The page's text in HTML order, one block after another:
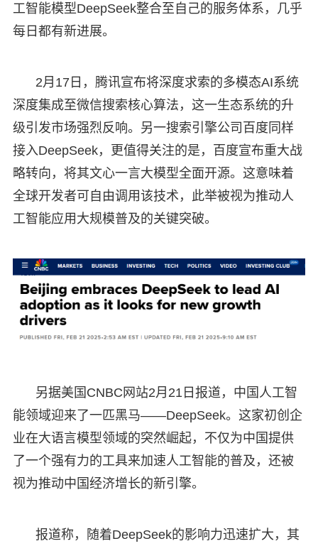
工智能模型DeepSeek整合至自己的服务体系，几乎
每日都有新进展。
2月17日，腾讯宣布将深度求索的多模态AI系统
深度集成至微信搜索核心算法，这一生态系统的升
级引发市场强烈反响。另一搜索引擎公司百度同样
接入DeepSeek，更值得关注的是，百度宣布重大战
略转向，将其文心一言大模型全面开源。这意味着
全球开发者可自由调用该技术，此举被视为推动人
工智能应用大规模普及的关键突破。
另据美国CNBC网站2月21日报道，中国人工智
能领域迎来了一匹黑马——DeepSeek。这家初创企
业在大语言模型领域的突然崛起，不仅为中国提供
了一个强有力的工具来加速人工智能的普及，还被
视为推动中国经济增长的新引擎。
报道称，随着DeepSeek的影响力迅速扩大，其